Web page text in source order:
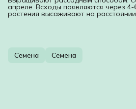
апреле. Всходы появляются через
растения высаживают на расстоянии
Семена Семена